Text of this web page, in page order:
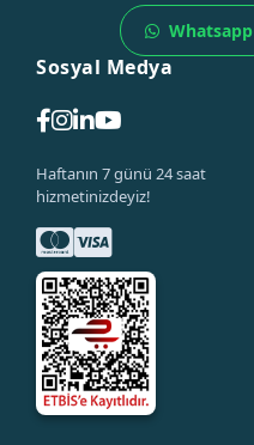
Whatsapp
Sosyal Medya
Haftanın 7 günü 24 saat
hizmetinizdeyiz!